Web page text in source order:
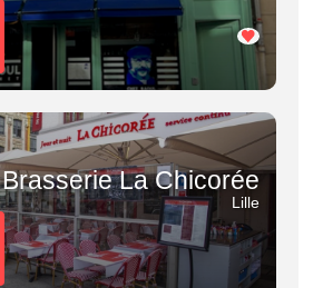
Brasserie La Chicorée
Lille